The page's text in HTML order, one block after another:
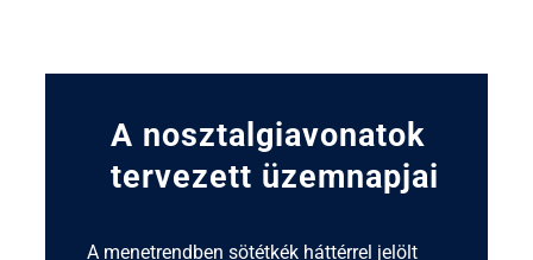
A nosztalgia­vonatok
tervezett üzemnapjai
A menetrendben sötétkék háttérrel jelölt